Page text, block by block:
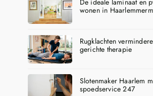
wonen in
Rugklachten
gerichte therapie
Slotenmaker Haarlem
spoedservice 247